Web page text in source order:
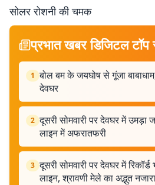
सोलर रोशनी की चमक
प्रभात खबर डिजिटल टॉप
1 बोल बम के जयघोष से गूंजा
देवघर
2 दूसरी सोमवारी पर देवघर में
लाइन में अफरातफरी
3 दूसरी सोमवारी पर देवघर में
लाइन, श्रावणी मेले का अद्भुत नजारा